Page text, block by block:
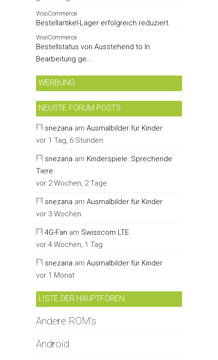
WooCommerce
Bestellartikel-Lager erfolgreich reduziert.
WooCommerce
Bestellstatus von Ausstehend to In
Bearbeitung ge...
WERBUNG
NEUSTE FORUM POSTS
snezana am Ausmalbilder für Kinder
vor 1 Tag, 6 Stunden
snezana am Kinderspiele: Sprechende
Tiere
vor 2 Wochen, 2 Tage
snezana am Ausmalbilder für Kinder
vor 3 Wochen
4G-Fan am Swisscom LTE
vor 4 Wochen, 1 Tag
snezana am Ausmalbilder für Kinder
vor 1 Monat
LISTE DER HAUPTFOREN
Andere ROM's
Android